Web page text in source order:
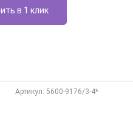
в 1 клик
Aртикул: 5600-9176/3-4*